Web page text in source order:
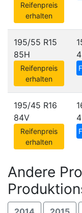
Reifenpreis
erhalten
195/55 R15
85H
Reifenpreis
erhalten
195/45 R16
84V
Reifenpreis
erhalten
Andere